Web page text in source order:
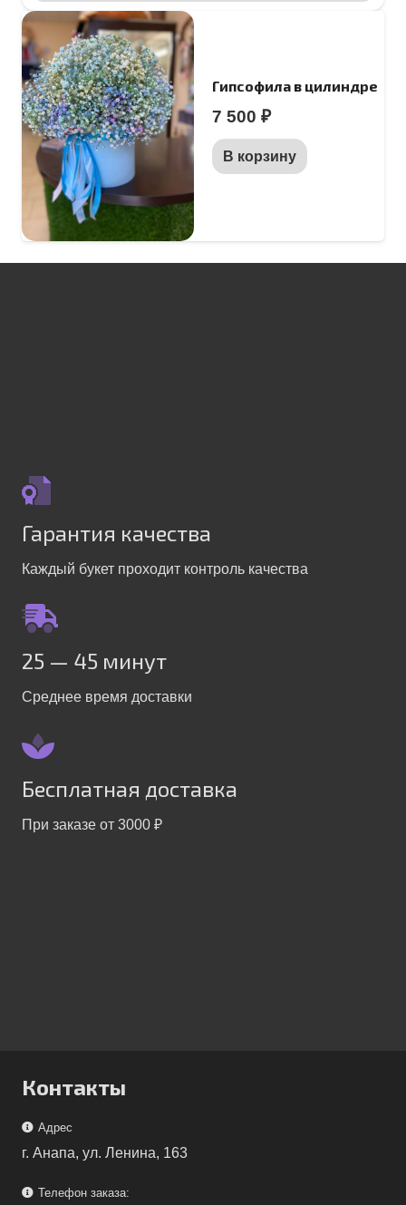
Гипсофила в цилиндре
7 500 ₽
В корзину
Гарантия качества
Каждый букет проходит контроль качества
25 — 45 минут
Среднее время доставки
Бесплатная доставка
При заказе от 3000 ₽
Контакты
Адрес
г. Анапа, ул. Ленина, 163
Телефон заказа: